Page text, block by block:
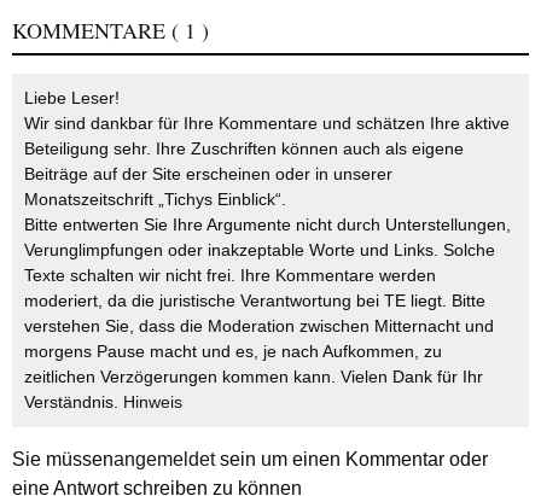
KOMMENTARE ( 1 )
Liebe Leser!
Wir sind dankbar für Ihre Kommentare und schätzen Ihre aktive
Beteiligung sehr. Ihre Zuschriften können auch als eigene
Beiträge auf der Site erscheinen oder in unserer
Monatszeitschrift „Tichys Einblick“.
Bitte entwerten Sie Ihre Argumente nicht durch Unterstellungen,
Verunglimpfungen oder inakzeptable Worte und Links. Solche
Texte schalten wir nicht frei. Ihre Kommentare werden
moderiert, da die juristische Verantwortung bei TE liegt. Bitte
verstehen Sie, dass die Moderation zwischen Mitternacht und
morgens Pause macht und es, je nach Aufkommen, zu
zeitlichen Verzögerungen kommen kann. Vielen Dank für Ihr
Verständnis. Hinweis
Sie müssenangemeldetsein um einen Kommentar oder
eine Antwort schreiben zu können